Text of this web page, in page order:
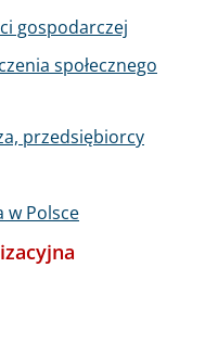
gospodarczej
społecznego
przedsiębiorcy
w Polsce